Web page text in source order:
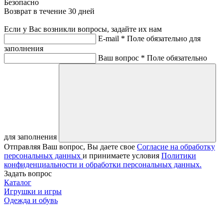
Безопасно
Возврат в течение 30 дней
Если у Вас возникли вопросы, задайте их нам
E-mail * Поле обязательно для
заполнения
Ваш вопрос * Поле обязательно
для заполнения
Отправляя Ваш вопрос, Вы даете свое Согласие на обработку
персональных данных и принимаете условия Политики
конфиденциальности и обработки персональных данных.
Задать вопрос
Каталог
Игрушки и игры
Одежда и обувь